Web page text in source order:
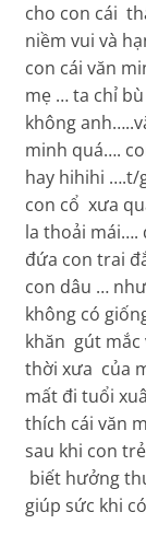
cho con cái
niềm vui và
con cái văn
mẹ … ta chỉ
không
minh quá….
hay hihihi ….t/
con cổ xưa
la thoải mái….
đứa con trai
con dâu …
không có
khăn gút mắc
thời xưa của
mất đi tuổi
thích cái văn
sau khi con
biết hưởng
giúp sức khi